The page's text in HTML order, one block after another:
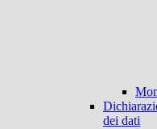
dei dati